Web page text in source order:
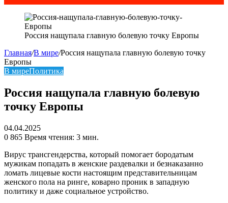
Россия нащупала главную болевую точку Европы
Главная/В мире/Россия нащупала главную болевую точку
Европы
В миреПолитика
Россия нащупала главную болевую
точку Европы
04.04.2025
0 865 Время чтения: 3 мин.
Вирус трансгендерства, который помогает бородатым
мужикам попадать в женские раздевалки и безнаказанно
ломать лицевые кости настоящим представительницам
женского пола на ринге, коварно проник в западную
политику и даже социальное устройство.